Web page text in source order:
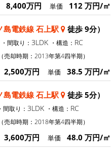
8,400万円 単価 112 万円/㎡
島電鉄線 石上駅 徒歩 9分）
・間取り： 3LDK ・構造： RC
（売却時期：2013年第4四半期）
2,500万円 単価 38.5 万円/㎡
島電鉄線 石上駅 徒歩 5分）
・間取り： 3LDK ・構造： RC
（売却時期：2018年第4四半期）
3,600万円 単価 48.0 万円/㎡